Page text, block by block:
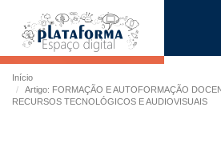
Início
Artigo: FORMAÇÃO E AUTOFORMAÇÃO
RECURSOS TECNOLÓGICOS E AUDIOVISUAIS